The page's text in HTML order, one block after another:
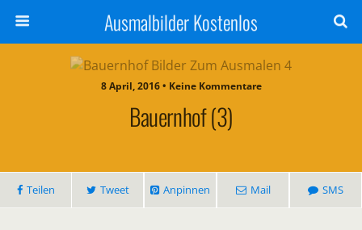
Ausmalbilder Kostenlos
8 April, 2016 • Keine Kommentare
Bauernhof (3)
Teilen Tweet Anpinnen Mail SMS